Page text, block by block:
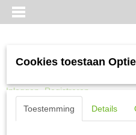
Inloggen Registreren
Cookies toestaan
Toestemming Details